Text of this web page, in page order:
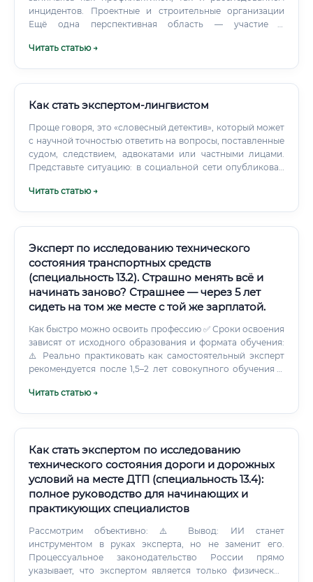
инцидентов. Проектные и строительные организации
Ещё одна перспективная область — участие в
безопасности. Многие застройщики привлекают
Читать статью →
Как стать экспертом-лингвистом
Проще говоря, это «словесный детектив», который может
с научной точностью ответить на вопросы, поставленные
судом, следствием, адвокатами или частными лицами.
Представьте ситуацию: в социальной сети опубликован
другой — просто резкой критикой. Именно лингвист-
оно мнением или утверждением о факте (что критически
важно для суда).
Читать статью →
Эксперт по исследованию технического
состояния транспортных средств
(специальность 13.2). Страшно менять всё и
начинать заново? Страшнее — через 5 лет
сидеть на том же месте с той же зарплатой.
Как быстро можно освоить профессию ✅ Сроки освоения
зависят от исходного образования и формата обучения:
⚠️ Реально практиковать как самостоятельный эксперт
рекомендуется после 1,5–2 лет совокупного обучения и
программы обучения необходимо руководствоваться
Читать статью →
Как стать экспертом по исследованию
технического состояния дороги и дорожных
условий на месте ДТП (специальность 13.4):
полное руководство для начинающих и
практикующих специалистов
Рассмотрим объективно: ⚠️ Вывод: ИИ станет
инструментом в руках эксперта, но не заменит его.
Процессуальное законодательство России прямо
указывает, что экспертом является только физическое